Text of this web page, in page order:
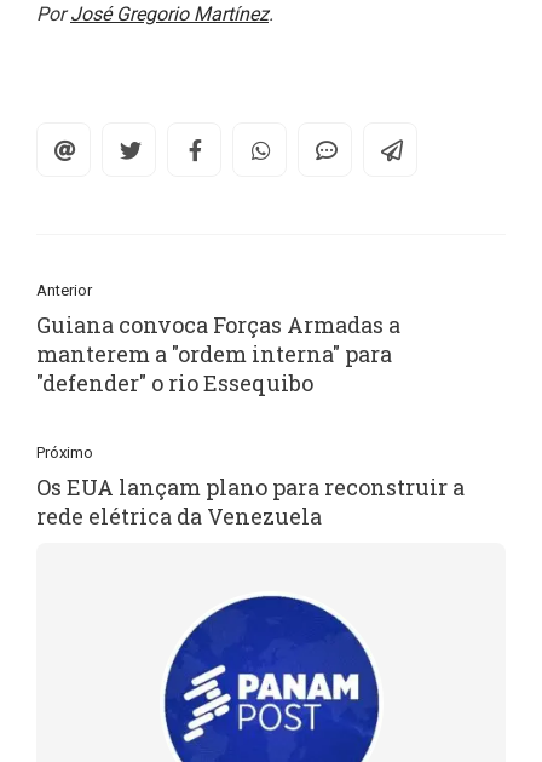
PorJosé Gregorio Martínez.
Anterior
Guiana convoca Forças Armadas a
manterem a "ordem interna" para
"defender" o rio Essequibo
Próximo
Os EUA lançam plano para reconstruir a
rede elétrica da Venezuela